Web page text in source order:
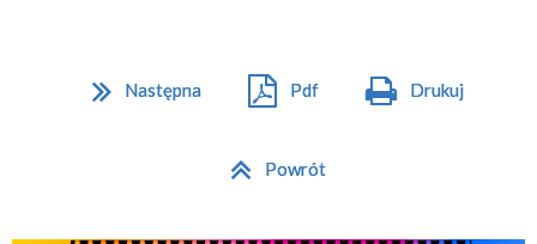
Następna Pdf Drukuj
Powrót